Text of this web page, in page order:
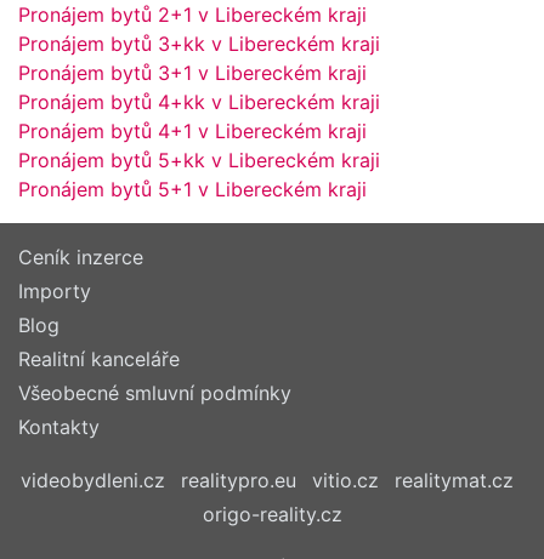
Pronájem bytů 2+1 v Libereckém kraji
Pronájem bytů 3+kk v Libereckém kraji
Pronájem bytů 3+1 v Libereckém kraji
Pronájem bytů 4+kk v Libereckém kraji
Pronájem bytů 4+1 v Libereckém kraji
Pronájem bytů 5+kk v Libereckém kraji
Pronájem bytů 5+1 v Libereckém kraji
Ceník inzerce
Importy
Blog
Realitní kanceláře
Všeobecné smluvní podmínky
Kontakty
videobydleni.cz realitypro.eu vitio.cz
realitymat.cz
origo-reality.cz